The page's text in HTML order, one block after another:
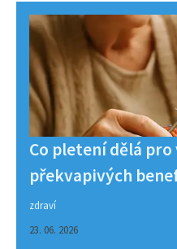
Co pletení dělá pro
překvapivých
zdraví
23. 06. 2026